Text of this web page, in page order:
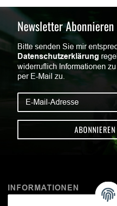
Newsletter Abonnieren
Bitte senden Sie mir
Datenschutzerklärung
widerruflich Informationen
per E-Mail zu.
ABONNIEREN
INFORMATIONEN